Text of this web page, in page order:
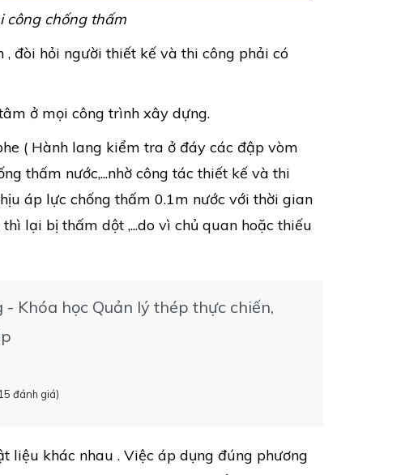
công chống thấm
đòi hỏi người thiết kế và thi công phải có
ở mọi công trình xây dựng.
( Hành lang kiểm tra ở đáy các đập vòm
thấm nước,...nhờ công tác thiết kế và thi
áp lực chống thấm 0.1m nước với thời gian
lại bị thấm dột ,...do vì chủ quan hoặc thiếu
Khóa học Quản lý thép thực chiến,
đánh giá)
liệu khác nhau . Việc áp dụng đúng phương